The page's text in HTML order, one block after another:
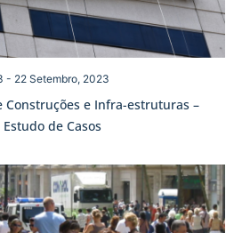
Construções e Infra-estruturas –
de Casos
- 22 Setembro, 2023